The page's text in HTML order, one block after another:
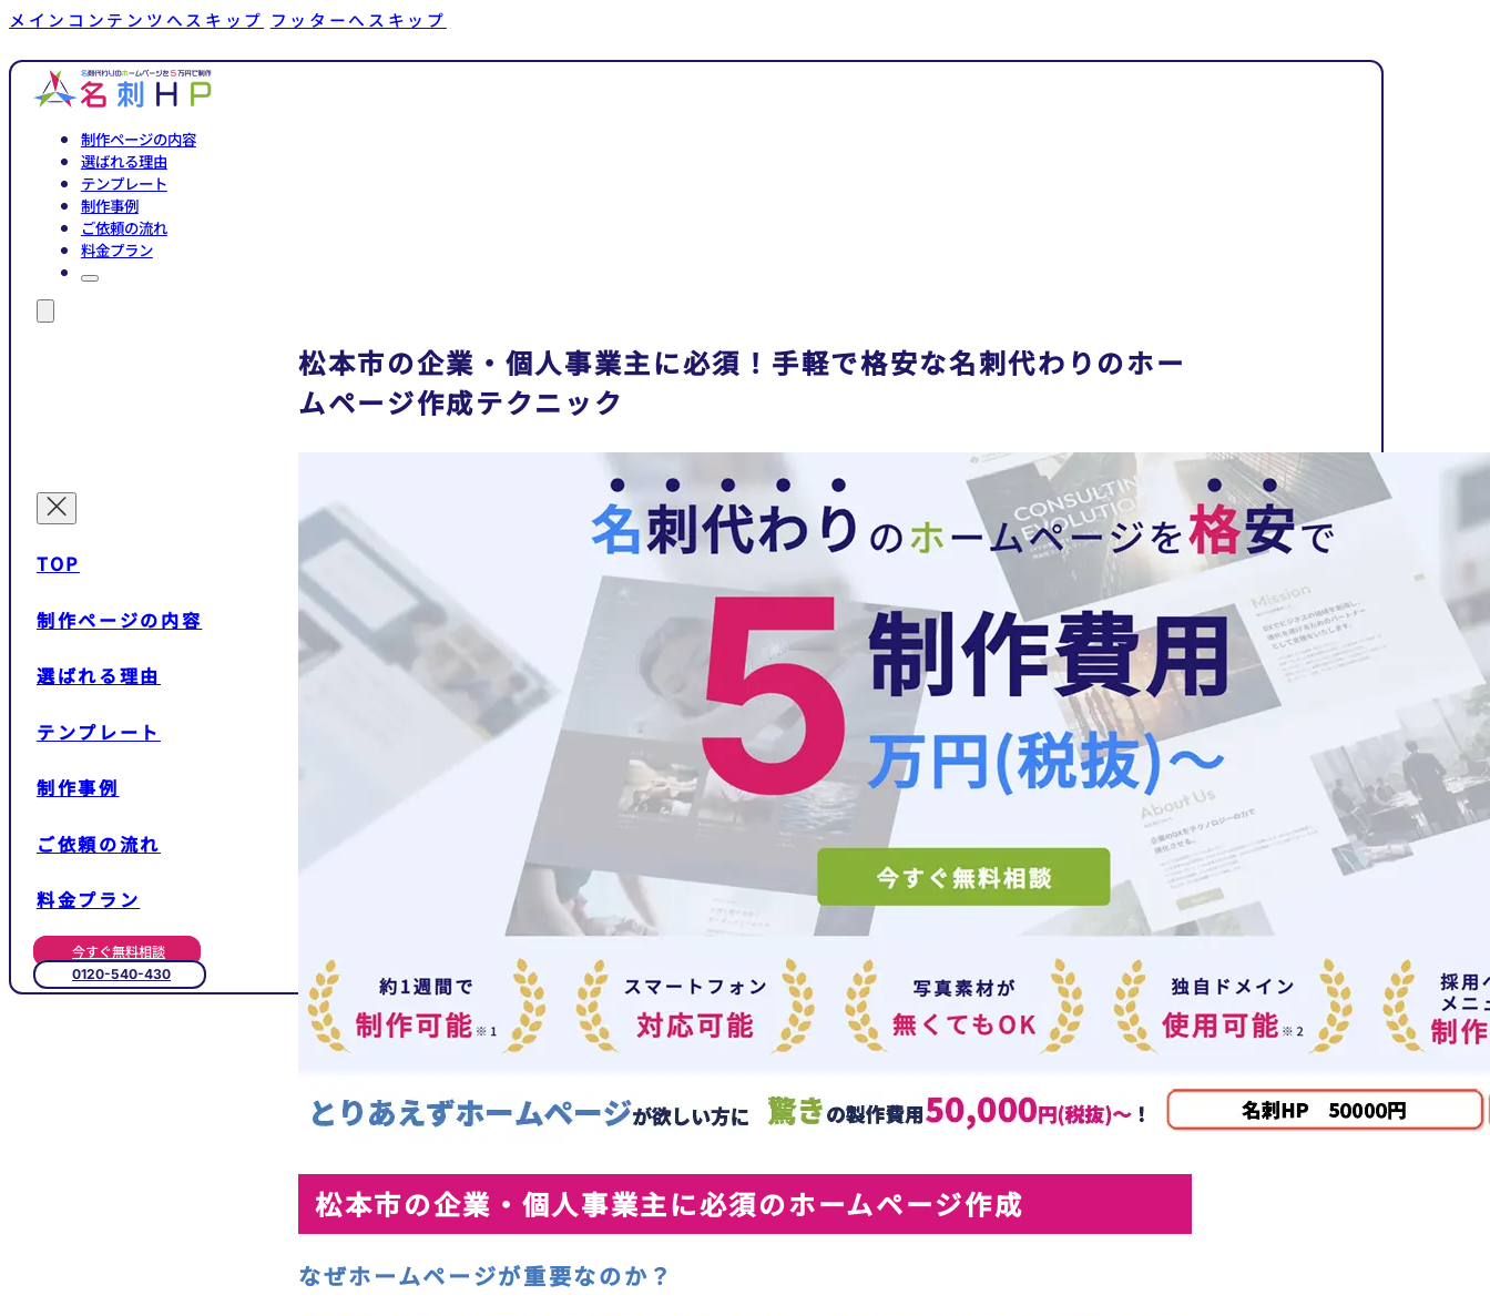
メインコンテンツへスキップ フッターへスキップ
制作ページの内容
選ばれる理由
テンプレート
制作事例
ご依頼の流れ
料金プラン
TOP
制作ページの内容
選ばれる理由
テンプレート
制作事例
ご依頼の流れ
料金プラン
今すぐ無料相談
0120-540-430
松本市の企業・個人事業主に必須！手軽で格安な名刺代わりのホー
ムページ作成テクニック
松本市の企業・個人事業主に必須のホームページ作成
なぜホームページが重要なのか？